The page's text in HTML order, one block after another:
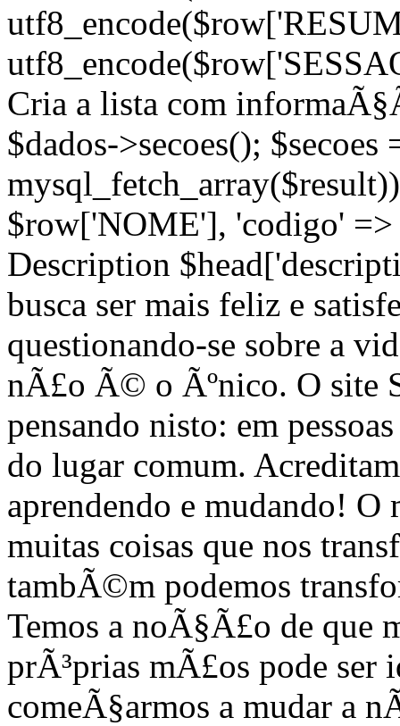
Cria a lista com
$dados->secoes();
$row['NOME'], 'codigo'
Description
busca ser mais feliz e
questionando-se sobre a
nÃ£o Ã© o Ãºnico. O site
pensando nisto: em
do lugar comum.
aprendendo e mudando! O
muitas coisas que nos
tambÃ©m podemos
Temos a noÃ§Ã£o de que
prÃ³prias mÃ£os pode
comeÃ§armos a mudar a